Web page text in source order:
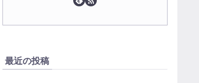
最近の投稿